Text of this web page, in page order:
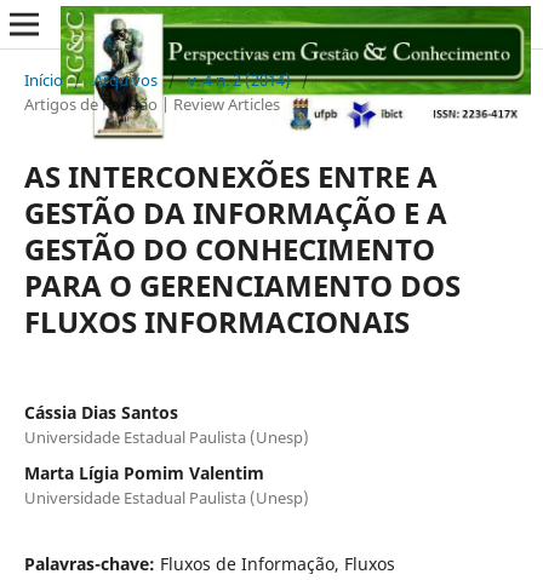
Início / Arquivos / v. 4 n. 2 (2014) /
Artigos de Revisão | Review Articles
AS INTERCONEXÕES ENTRE A
GESTÃO DA INFORMAÇÃO E A
GESTÃO DO CONHECIMENTO
PARA O GERENCIAMENTO DOS
FLUXOS INFORMACIONAIS
Cássia Dias Santos
Universidade Estadual Paulista (Unesp)
Marta Lígia Pomim Valentim
Universidade Estadual Paulista (Unesp)
Palavras-chave: Fluxos de Informação, Fluxos